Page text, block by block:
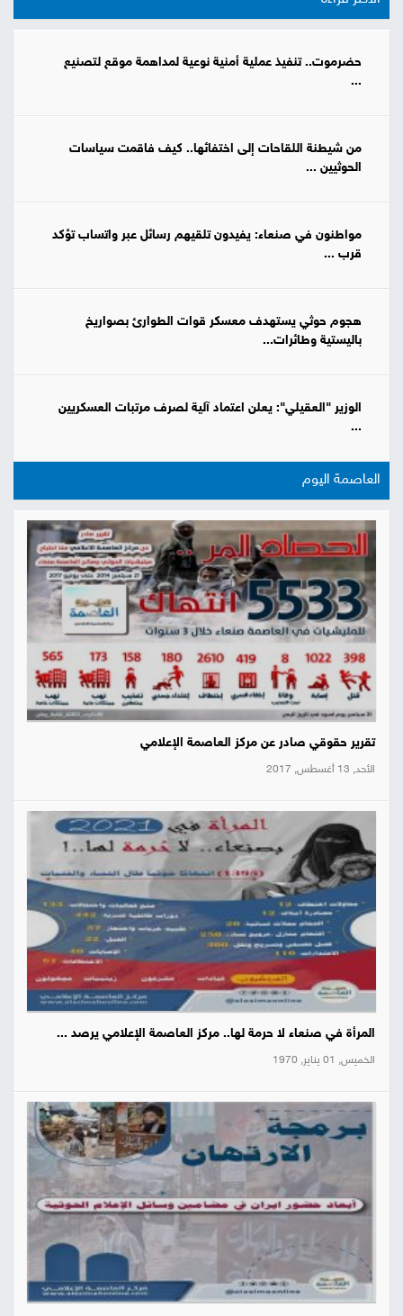
حضرموت.. تنفيذ عملية أمنية نوعية لمداهمة موقع لتصنيع
...
من شيطنة اللقاحات إلى اختفائها.. كيف فاقمت سياسات
الحوثيين ...
مواطنون في صنعاء: يفيدون تلقيهم رسائل عبر واتساب تؤكد
قرب ...
هجوم حوثي يستهدف معسكر قوات الطوارئ بصواريخ
باليستية وطائرات...
الوزير "العقيلي": يعلن اعتماد آلية لصرف مرتبات العسكريين
...
العاصمة اليوم
تقرير حقوقي صادر عن مركز العاصمة الإعلامي
الأحد, 13 أغسطس, 2017
المرأة في صنعاء لا حرمة لها.. مركز العاصمة الإعلامي يرصد ...
الخميس, 01 يناير, 1970